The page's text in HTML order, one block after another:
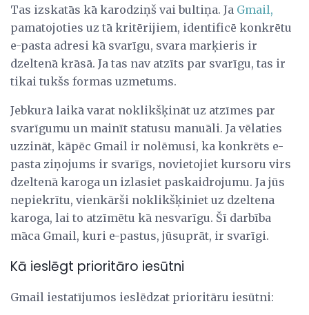
Tas izskatās kā karodziņš vai bultiņa. Ja Gmail,
pamatojoties uz tā kritērijiem, identificē konkrētu
e-pasta adresi kā svarīgu, svara marķieris ir
dzeltenā krāsā. Ja tas nav atzīts par svarīgu, tas ir
tikai tukšs formas uzmetums.
Jebkurā laikā varat noklikšķināt uz atzīmes par
svarīgumu un mainīt statusu manuāli. Ja vēlaties
uzzināt, kāpēc Gmail ir nolēmusi, ka konkrēts e-
pasta ziņojums ir svarīgs, novietojiet kursoru virs
dzeltenā karoga un izlasiet paskaidrojumu. Ja jūs
nepiekrītu, vienkārši noklikšķiniet uz dzeltena
karoga, lai to atzīmētu kā nesvarīgu. Šī darbība
māca Gmail, kuri e-pastus, jūsuprāt, ir svarīgi.
Kā ieslēgt prioritāro iesūtni
Gmail iestatījumos ieslēdzat prioritāru iesūtni: